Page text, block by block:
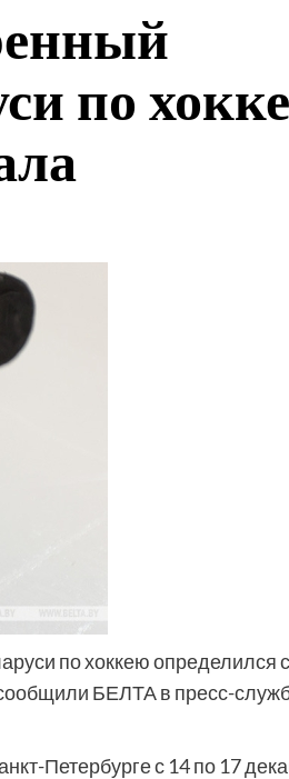
по
по хоккею определился с
сообщили БЕЛТА в пресс-
Петербурге с 14 по 17